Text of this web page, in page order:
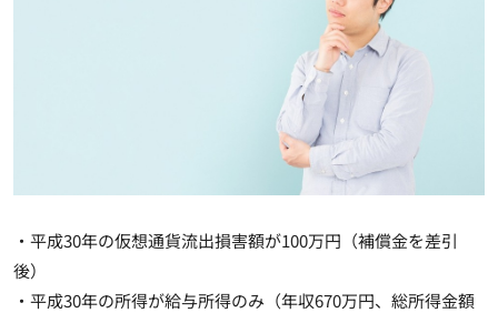
・平成30年の仮想通貨流出損害額が100万円（補償金を差引
後）
・平成30年の所得が給与所得のみ（年収670万円、総所得金額